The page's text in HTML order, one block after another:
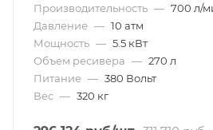
Производительность — 700 л/
Давление — 10 атм
Мощность — 5.5 кВт
Объем ресивера — 270 л
Питание — 380 Вольт
Вес — 320 кг